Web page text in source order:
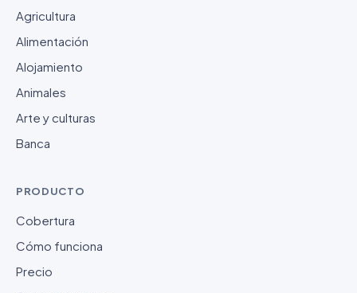
Agricultura
Alimentación
Alojamiento
Animales
Arte y culturas
Banca
PRODUCTO
Cobertura
Cómo funciona
Precio